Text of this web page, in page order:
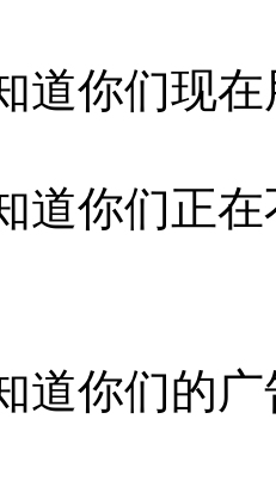
你们现在
你们正在
你们的广